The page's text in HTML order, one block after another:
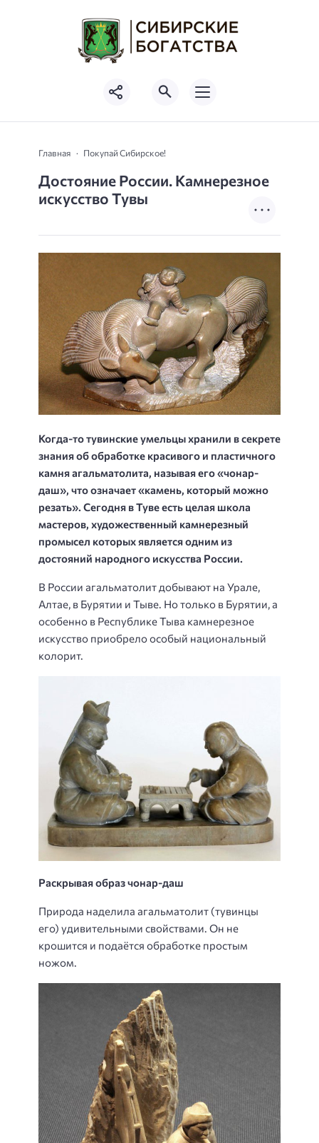
Главная Покупай Сибирское!
Достояние России. Камнерезное
искусство Тувы
Когда-то тувинские умельцы хранили в секрете
знания об обработке красивого и пластичного
камня агальматолита, называя его «чонар-
даш», что означает «камень, который можно
резать». Сегодня в Туве есть целая школа
мастеров, художественный камнерезный
промысел которых является одним из
достояний народного искусства России.
В России агальматолит добывают на Урале,
Алтае, в Бурятии и Тыве. Но только в Бурятии, а
особенно в Республике Тыва камнерезное
искусство приобрело особый национальный
колорит.
Раскрывая образ чонар-даш
Природа наделила агальматолит (тувинцы
его) удивительными свойствами. Он не
крошится и подаётся обработке простым
ножом.